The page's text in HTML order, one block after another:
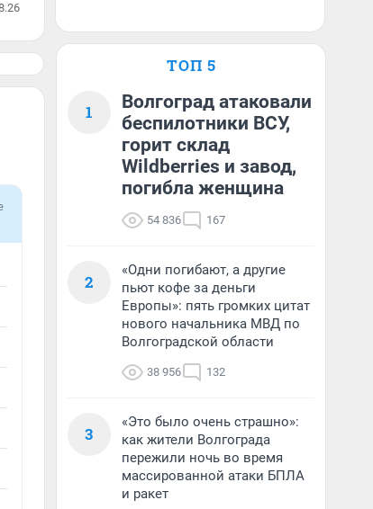
ТОП 5
1
Волгоград атаковали
беспилотники ВСУ,
горит склад
Wildberries и завод,
погибла женщина
54 836 167
2
«Одни погибают, а другие
пьют кофе за деньги
Европы»: пять громких цитат
нового начальника МВД по
Волгоградской области
38 956 132
3
«Это было очень страшно»:
как жители Волгограда
пережили ночь во время
массированной атаки БПЛА
и ракет